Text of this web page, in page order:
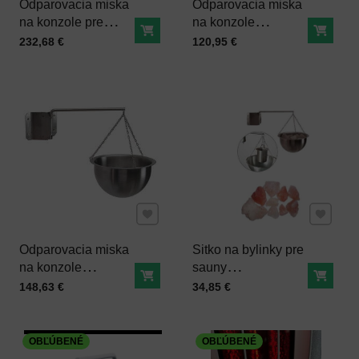
Odparovacia miska
na konzole pre
saunové pece EOS
Cena s DPH
232,68 € Do košíka
Odparovacia miska
na konzole
MultiCup do sauny
Cena s DPH
120,95 € Do
Odparovacia miska
na konzole
MultiCup s
Cena s DPH
148,63 € Do košíka
Pridať k Obľúbeným
Sitko na bylinky pre
sauny
(nehrdzavejúca
Cena s DPH
34,85 € Do
OBĽÚBENÉ OBĽÚBENÉ